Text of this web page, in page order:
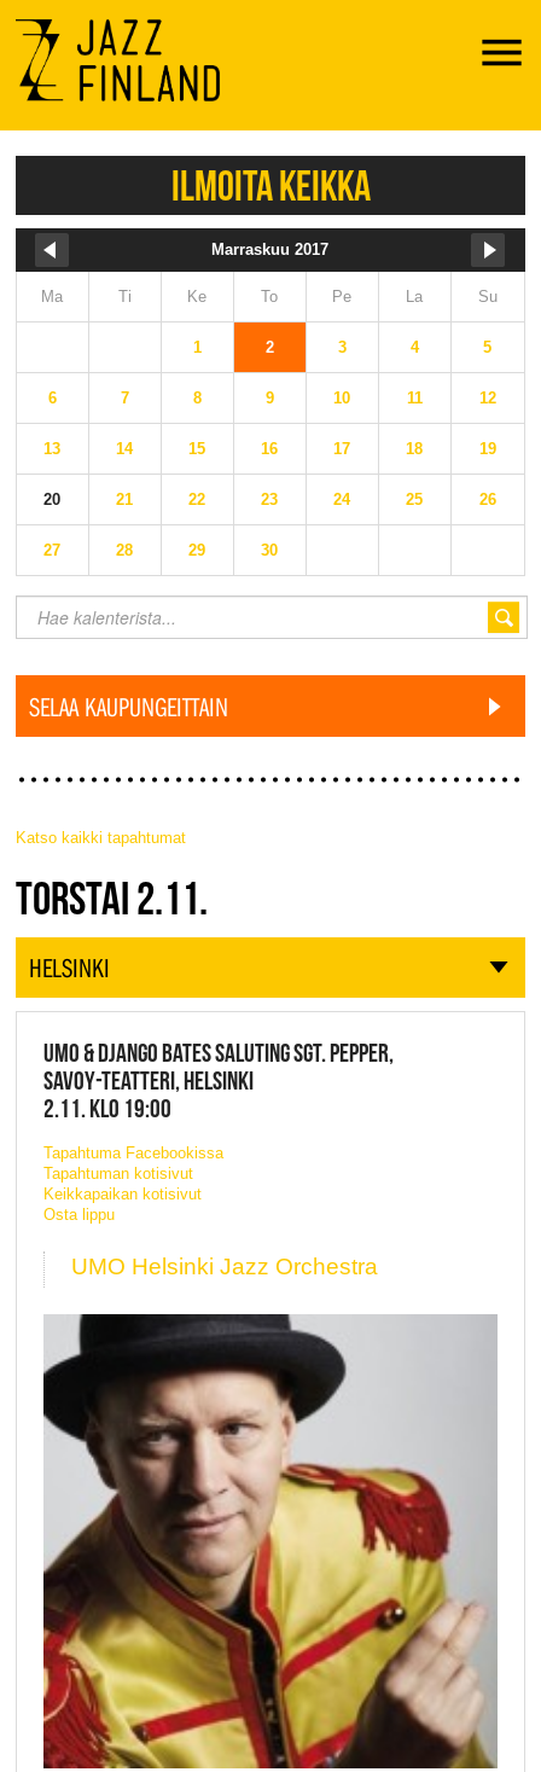
Menu
ILMOITA KEIKKA
Marraskuu 2017
Ma Ti Ke To Pe La Su
1 2 3 4 5
6 7 8 9 10 11 12
13 14 15 16 17 18 19
20 21 22 23 24 25 26
27 28 29 30
SELAA KAUPUNGEITTAIN
Katso kaikki tapahtumat
JAZZ FINLAND LIVE
TORSTAI 2.11.
HELSINKI
UMO & DJANGO BATES SALUTING SGT. PEPPER,
SAVOY-TEATTERI, HELSINKI
2.11. KLO 19:00
Tapahtuma Facebookissa
Tapahtuman kotisivut
Keikkapaikan kotisivut
Osta lippu
UMO Helsinki Jazz Orchestra